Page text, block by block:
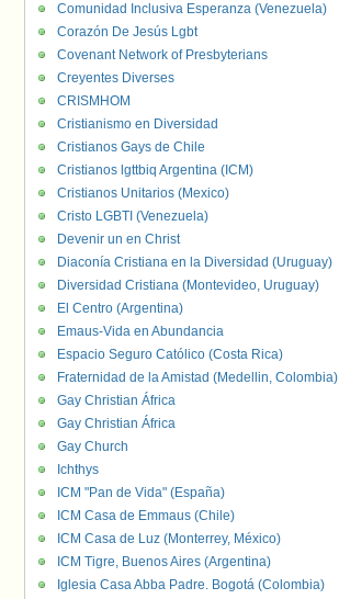
Comunidad Inclusiva Esperanza (Venezuela)
Corazón De Jesús Lgbt
Covenant Network of Presbyterians
Creyentes Diverses
CRISMHOM
Cristianismo en Diversidad
Cristianos Gays de Chile
Cristianos lgttbiq Argentina (ICM)
Cristianos Unitarios (Mexico)
Cristo LGBTI (Venezuela)
Devenir un en Christ
Diaconía Cristiana en la Diversidad (Uruguay)
Diversidad Cristiana (Montevideo, Uruguay)
El Centro (Argentina)
Emaus-Vida en Abundancia
Espacio Seguro Católico (Costa Rica)
Fraternidad de la Amistad (Medellin, Colombia)
Gay Christian África
Gay Christian África
Gay Church
Ichthys
ICM "Pan de Vida" (España)
ICM Casa de Emmaus (Chile)
ICM Casa de Luz (Monterrey, México)
ICM Tigre, Buenos Aires (Argentina)
Iglesia Casa Abba Padre. Bogotá (Colombia)